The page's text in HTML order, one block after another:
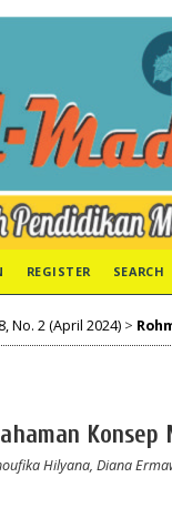
REGISTER SEARCH
No. 2 (April 2024) >
Hilyana, Diana